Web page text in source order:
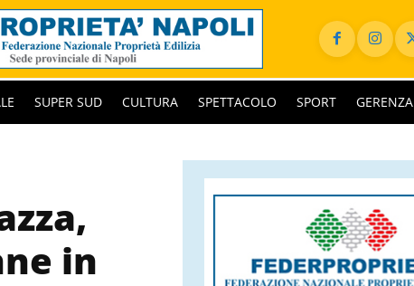
SUPER SUD CULTURA SPETTACOLO SPORT GERENZA
in